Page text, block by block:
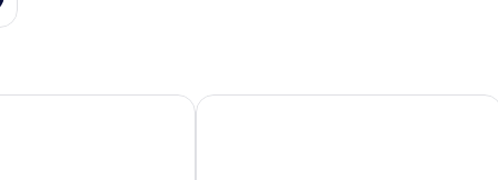
by Wyndham Fort Myers Near JetBlue Park
SpringHill Suites by Marriott Fort